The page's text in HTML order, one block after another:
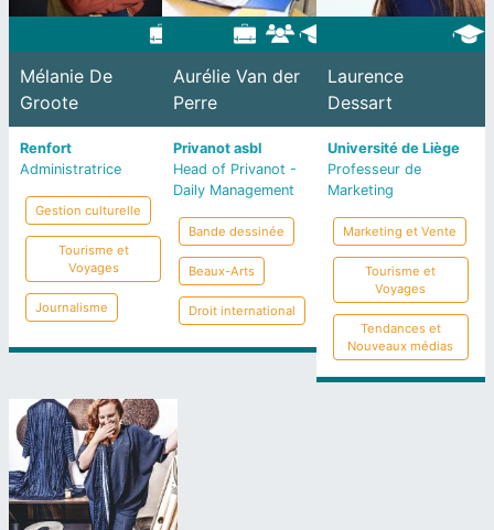
Mélanie De
Groote
Renfort
Administratrice
Gestion culturelle
Tourisme et
Voyages
Journalisme
Aurélie Van der
Perre
Privanot asbl
Head of Privanot -
Daily Management
Bande dessinée
Beaux-Arts
Droit international
Laurence
Dessart
Université de Liège
Professeur de
Marketing
Marketing et Vente
Tourisme et
Voyages
Tendances et
Nouveaux médias